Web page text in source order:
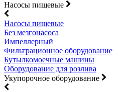
Насосы пищевые
Насосы пищевые
Без мезгонасоса
Импеллерный
Фильтрационное оборудование
Бутылкомоечные машины
Оборудование для розлива
Укупорочное оборудование